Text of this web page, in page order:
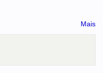
Mais